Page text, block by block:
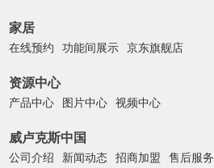
家居
在线预约 功能间展示 京东旗舰店
资源中心
产品中心 图片中心 视频中心
威卢克斯中国
公司介绍 新闻动态 招商加盟 售后服务